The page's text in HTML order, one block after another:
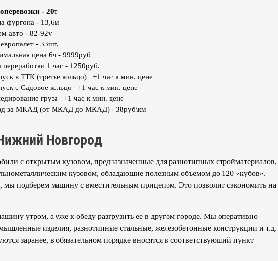
- 20т
фургона - 13,6м
авто - 82-92v
- 33шт.
цена 6ч - 9999руб
переработки 1 час - 1250руб.
в ТТК (третье кольцо) +1 час к мин. цене
с Садовое кольцо +1 час к мин. цене
груза +1 час к мин. цене
за МКАД (от МКАД до МКАД) - 38руб\км
Новгород
с открытым кузовом, предназначенные для разнотипных стройматериалов,
кузовом, обладающие полезным объемом до 120 «кубов».
мы подберем машину с вместительным прицепом. Это позволит сэкономить на
утром, а уже к обеду разгрузить ее в другом городе. Мы оперативно
изделия, разнотипные стальные, железобетонные конструкции и т.д.
заранее, в обязательном порядке вносятся в соответствующий пункт